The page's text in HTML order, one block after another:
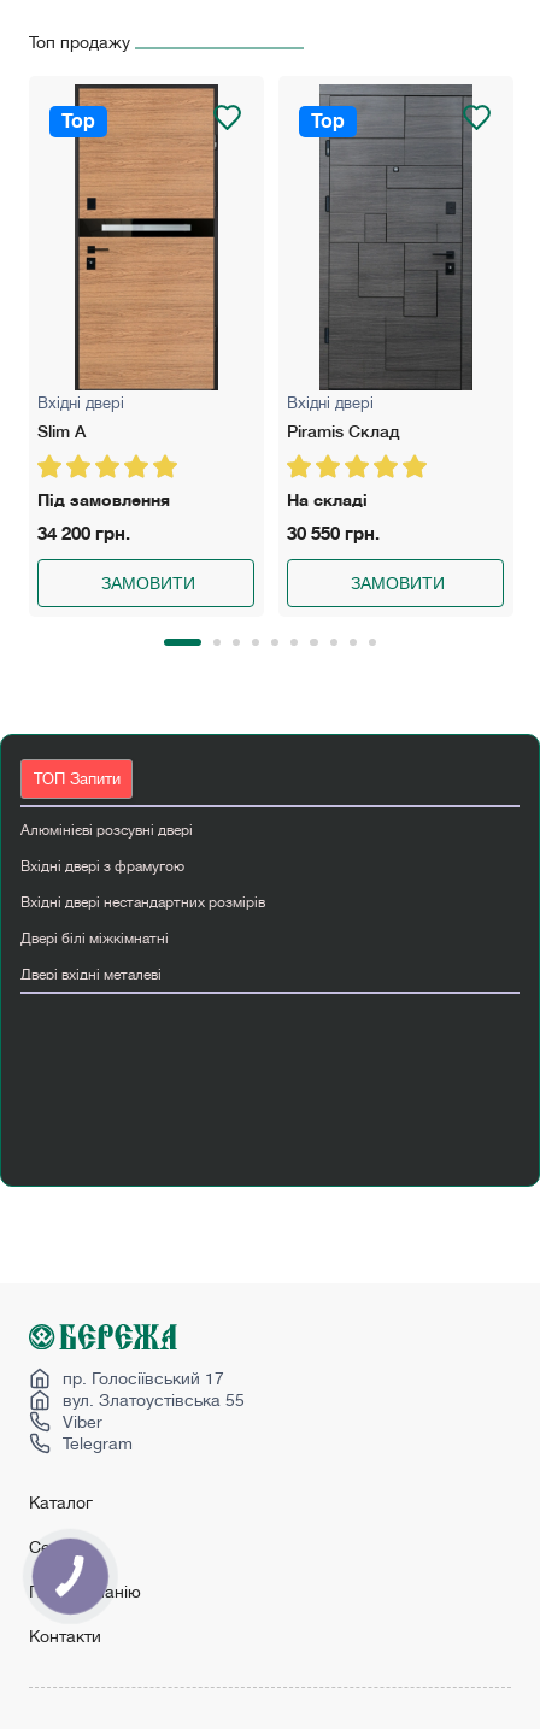
Топ продажу
Top
Вхідні двері
Slim A
Під замовлення
34 200 грн.
ЗАМОВИТИ
Top
Вхідні двері
Piramis Склад
На складі
30 550 грн.
ЗАМОВИТИ
ТОП Запити
Алюмінієві розсувні двері
Вхідні двері з фрамугою
Вхідні двері нестандартних розмірів
Двері білі міжкімнатні
Двері вхідні металеві
Купити скляні міжкімнатні двері
Сучасні міжкімнатні двері
Ціна на міжкімнатні двері
пр. Голосіївський 17
вул. Златоустівська 55
Viber
Telegram
Каталог
Сервіс
Про компанію
Контакти